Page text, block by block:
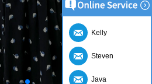
Kelly
Steven
Java